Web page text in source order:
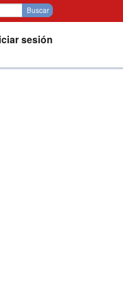
Buscar
Buscar
sesión